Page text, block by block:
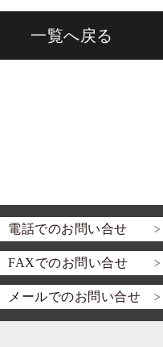
一覧へ戻る
電話でのお問い合せ
FAXでのお問い合せ
メールでのお問い合せ